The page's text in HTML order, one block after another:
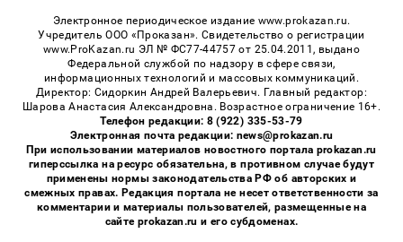
Электронное периодическое издание www.prokazan.ru.
Учредитель ООО «Проказан». Cвидетельство о регистрации
www.ProKazan.ru ЭЛ № ФС77-44757 от 25.04.2011, выдано
Федеральной службой по надзору в сфере связи,
информационных технологий и массовых коммуникаций.
Директор: Сидоркин Андрей Валерьевич. Главный редактор:
Шарова Анастасия Александровна. Возрастное ограничение 16+.
Телефон редакции: 8 (922) 335-53-79
Электронная почта редакции: news@prokazan.ru
При использовании материалов новостного портала prokazan.ru
гиперссылка на ресурс обязательна, в противном случае будут
применены нормы законодательства РФ об авторских и
смежных правах. Редакция портала не несет ответственности за
комментарии и материалы пользователей, размещенные на
сайте prokazan.ru и его субдоменах.